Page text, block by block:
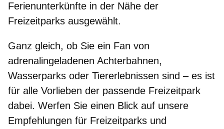
Ferienunterkünfte in der Nähe der
Freizeitparks ausgewählt.
Ganz gleich, ob Sie ein Fan von
adrenalingeladenen Achterbahnen,
Wasserparks oder Tiererlebnissen sind – es ist
für alle Vorlieben der passende Freizeitpark
dabei. Werfen Sie einen Blick auf unsere
Empfehlungen für Freizeitparks und